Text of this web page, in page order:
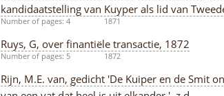
kandidaatstelling van Kuyper als lid van
Number of pages: 4 1871
Ruys, G, over finantiële transactie, 1872
Number of pages: 5 1872
Rijn, M.E. van, gedicht 'De Kuiper en de Smit